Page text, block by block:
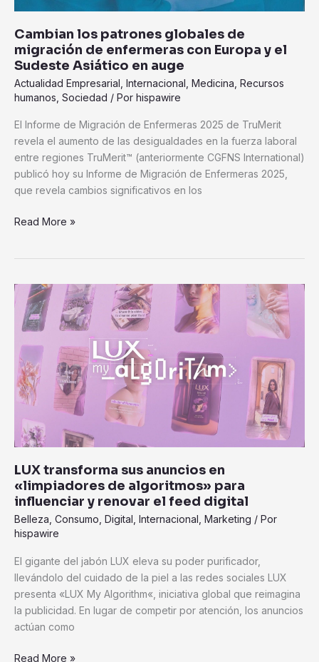
Cambian los patrones globales de
migración de enfermeras con Europa y el
Sudeste Asiático en auge
Actualidad Empresarial Internacional Medicina Recursos
humanos Sociedad / Por hispawire
El Informe de Migración de Enfermeras 2025 de TruMerit
revela el aumento de las desigualdades en la fuerza laboral
entre regiones TruMerit™ (anteriormente CGFNS International)
publicó hoy su Informe de Migración de Enfermeras 2025,
que revela cambios significativos en los
Read More »
LUX transforma sus anuncios en
«limpiadores de algoritmos» para
influenciar y renovar el feed digital
Belleza Consumo Digital Internacional Marketing / Por
hispawire
El gigante del jabón LUX eleva su poder purificador,
llevándolo del cuidado de la piel a las redes sociales LUX
presenta «LUX My Algorithm«, iniciativa global que reimagina
la publicidad. En lugar de competir por atención, los anuncios
actúan como
LUX
transforma
sus
en
«limpiadores
de
algoritmos»
para
influenciar
renovar
el
feed
digital
Read More »